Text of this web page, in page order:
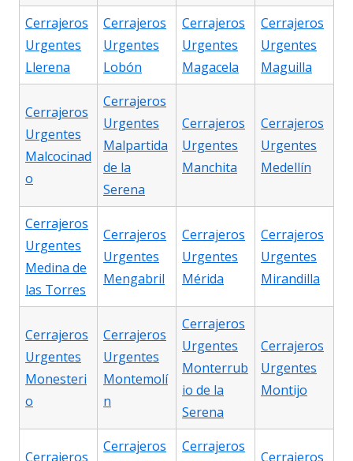
Cerrajeros
Urgentes
Llerena
Cerrajeros
Urgentes
Lobón
Cerrajeros
Urgentes
Magacela
Cerrajeros
Urgentes
Maguilla
Cerrajeros
Urgentes
Malcocinad
o
Cerrajeros
Urgentes
Malpartida
de la
Serena
Cerrajeros
Urgentes
Manchita
Cerrajeros
Urgentes
Medellín
Cerrajeros
Urgentes
Medina de
las Torres
Cerrajeros
Urgentes
Mengabril
Cerrajeros
Urgentes
Mérida
Cerrajeros
Urgentes
Mirandilla
Cerrajeros
Urgentes
Monesteri
o
Cerrajeros
Urgentes
Montemolí
n
Cerrajeros
Urgentes
Monterrub
io de la
Serena
Cerrajeros
Urgentes
Montijo
Cerrajeros
Cerrajeros
Cerrajeros
Cerrajeros